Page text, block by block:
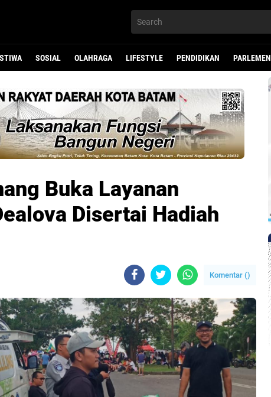
SOSIAL OLAHRAGA LIFESTYLE PENDIDIKAN PARLEMEN
Buka Layanan
Disertai Hadiah
Komentar ()